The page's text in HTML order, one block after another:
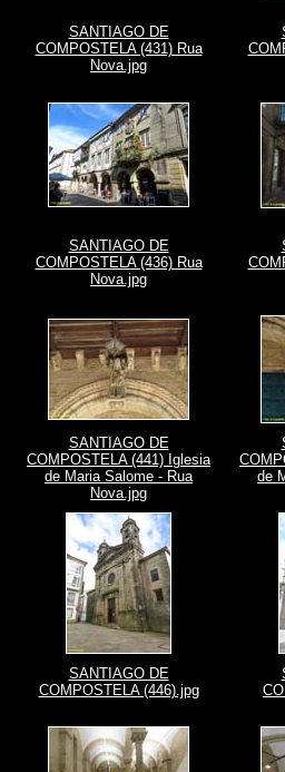
SANTIAGO DE
COMPOSTELA (431) Rua
Nova.jpg
SANTIAGO DE
COMPOSTELA (436) Rua
Nova.jpg
SANTIAGO DE
COMPOSTELA (441) Iglesia
de Maria Salome - Rua
Nova.jpg
de
SANTIAGO DE
COMPOSTELA (446).jpg